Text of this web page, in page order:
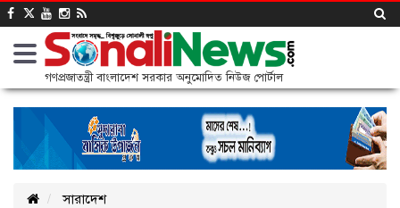
গণপ্রজাতন্ত্রী বাংলাদেশ সরকার অনুমোদিত নিউজ পোর্টাল
সারাদেশ